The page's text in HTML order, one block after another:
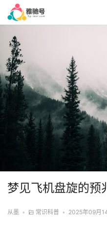
梦见飞机盘旋的预
从墨 • 常识科普 • 2025年09月